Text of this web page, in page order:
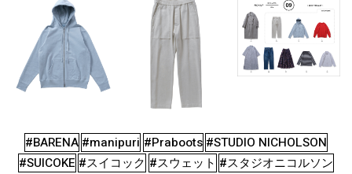
#BARENA #manipuri #Praboots #STUDIO NICHOLSON
#SUICOKE #スイコック #スウェット #スタジオニコルソン